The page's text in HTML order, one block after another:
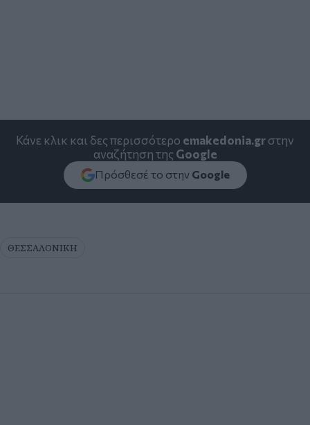
Κάνε κλικ και δες περισσότερο emakedonia.grστην
αναζήτηση της Google
Πρόσθεσέ το στην Google
ΘΕΣΣΑΛΟΝΙΚΗ